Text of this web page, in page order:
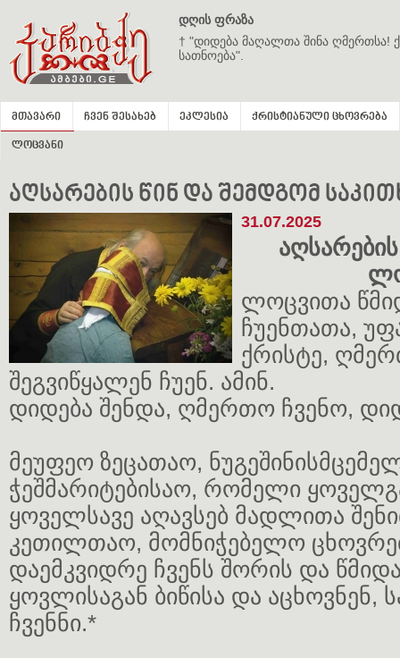
დღის ფრაზა
† "დიდება მაღალთა შინა ღმერთსა!
სათნოება".
მთავარი ჩვენ შესახებ ეკლესია ქრისტიანული ცხოვრება
ლოცვანი
აღსარების წინ და შემდგომ
31.07.2025
ლოცვითა
ჩუენთათა,
ქრისტე,
შეგვიწყალენ ჩუენ. ამინ.
დიდება შენდა, ღმერთო ჩვენო,
მეუფეო ზეცათაო,
ჭეშმარიტებისაო, რომელი
ყოველსავე აღავსებ მადლითა
კეთილთაო, მომნიჭებელო
დაემკვიდრე ჩვენს შორის და წმიდა
ყოვლისაგან ბიწისა და აცხოვნენ,
ჩვენნი.*